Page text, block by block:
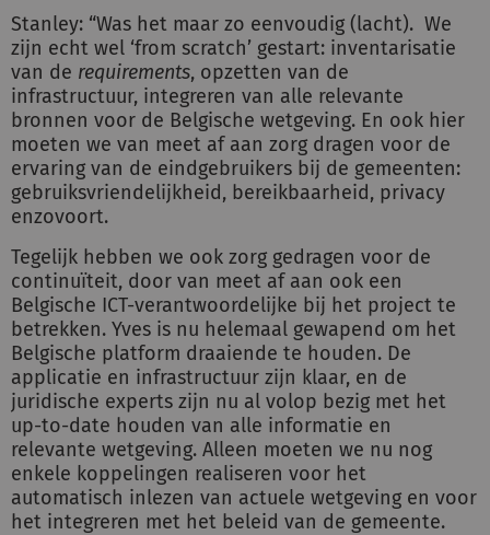
Stanley: “Was het maar zo eenvoudig (lacht). We
zijn echt wel ‘from scratch’ gestart: inventarisatie
van de requirements, opzetten van de
infrastructuur, integreren van alle relevante
bronnen voor de Belgische wetgeving. En ook hier
moeten we van meet af aan zorg dragen voor de
ervaring van de eindgebruikers bij de gemeenten:
gebruiksvriendelijkheid, bereikbaarheid, privacy
enzovoort.
Tegelijk hebben we ook zorg gedragen voor de
continuïteit, door van meet af aan ook een
Belgische ICT-verantwoordelijke bij het project te
betrekken. Yves is nu helemaal gewapend om het
Belgische platform draaiende te houden. De
applicatie en infrastructuur zijn klaar, en de
juridische experts zijn nu al volop bezig met het
up-to-date houden van alle informatie en
relevante wetgeving. Alleen moeten we nu nog
enkele koppelingen realiseren voor het
automatisch inlezen van actuele wetgeving en voor
het integreren met het beleid van de gemeente.